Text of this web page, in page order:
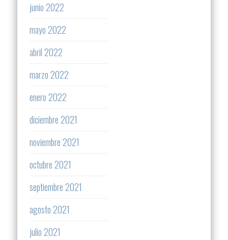
junio 2022
mayo 2022
abril 2022
marzo 2022
enero 2022
diciembre 2021
noviembre 2021
octubre 2021
septiembre 2021
agosto 2021
julio 2021